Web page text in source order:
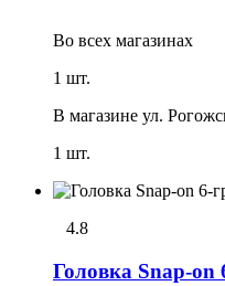
Во всех магазинах
1 шт.
В магазине ул.
1 шт.
4.8
Головка Snap-on